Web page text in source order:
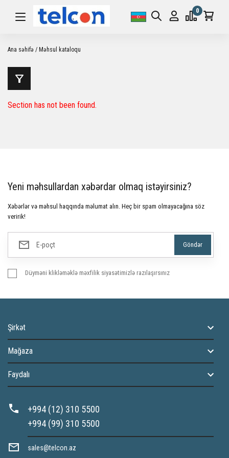
0
Ana səhifə Məhsul kataloqu
Section has not been found.
Yeni məhsullardan xəbərdar olmaq istəyirsiniz?
Xəbərlər və məhsul haqqında məlumat alın. Heç bir spam olmayacağına söz
veririk!
Düyməni klikləməklə məxfilik siyasətimizlə razılaşırsınız
Şirkət
Mağaza
Faydalı
+994 (12) 310 5500
+994 (99) 310 5500
sales@telcon.az